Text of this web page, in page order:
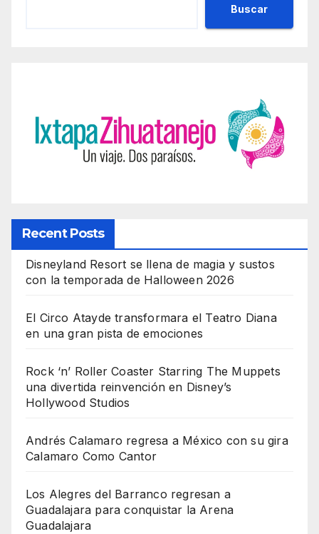
Buscar
Recent Posts
Disneyland Resort se llena de magia y sustos
con la temporada de Halloween 2026
El Circo Atayde transformara el Teatro Diana
en una gran pista de emociones
Rock ‘n’ Roller Coaster Starring The Muppets
una divertida reinvención en Disney’s
Hollywood Studios
Andrés Calamaro regresa a México con su gira
Calamaro Como Cantor
Los Alegres del Barranco regresan a
Guadalajara para conquistar la Arena
Guadalajara